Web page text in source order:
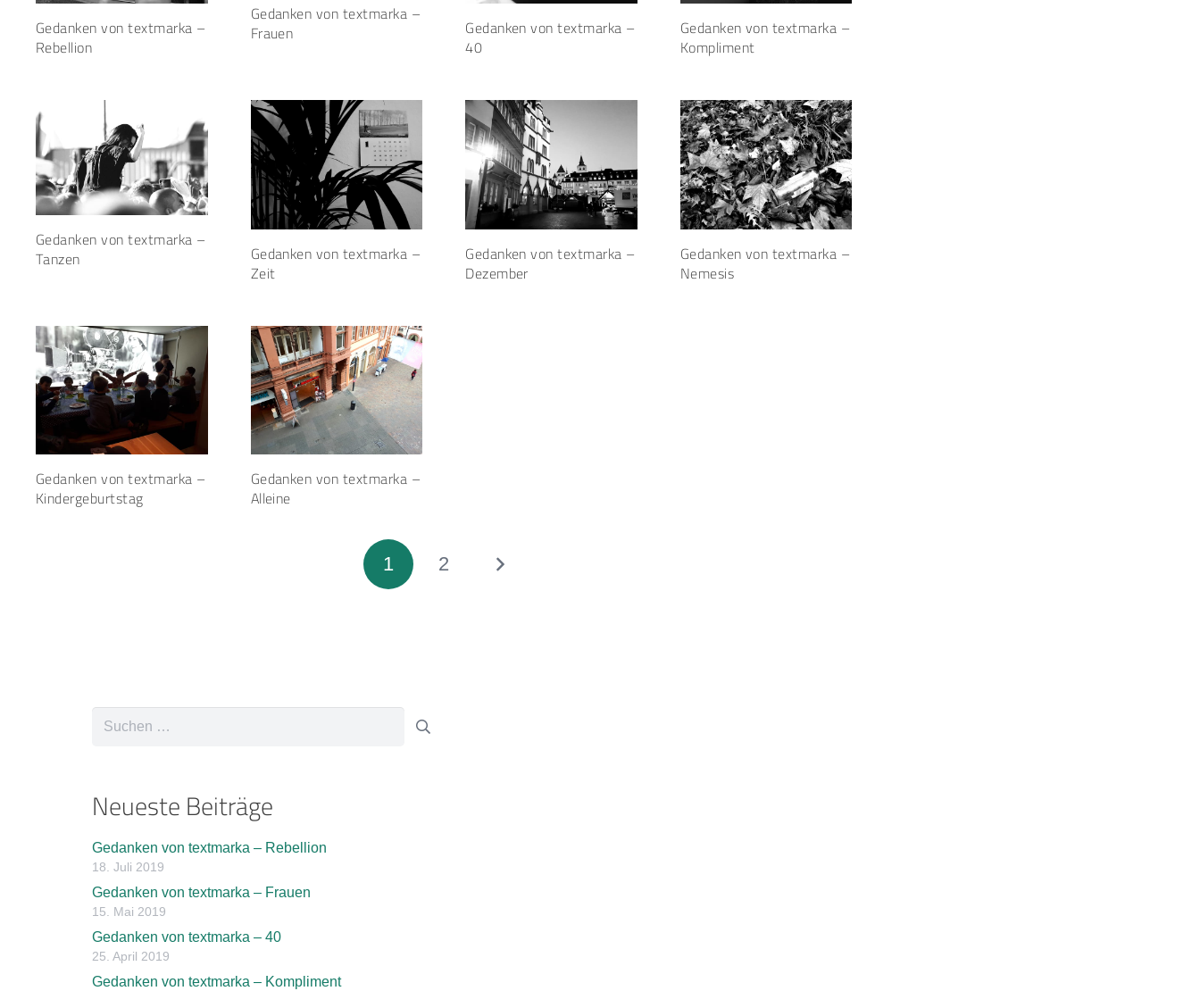
Gedanken von textmarka –
Rebellion
Gedanken von textmarka –
Frauen Gedanken von textmarka –
40
Gedanken von textmarka –
Kompliment
Gedanken von textmarka –
Tanzen Gedanken von textmarka –
Zeit
Gedanken von textmarka –
Dezember
Gedanken von textmarka –
Nemesis
Gedanken von textmarka –
Kindergeburtstag
Gedanken von textmarka –
Alleine
1 2
Suchen
Neueste Beiträge
Gedanken von textmarka – Rebellion
18. Juli 2019
Gedanken von textmarka – Frauen
15. Mai 2019
Gedanken von textmarka – 40
25. April 2019
Gedanken von textmarka – Kompliment